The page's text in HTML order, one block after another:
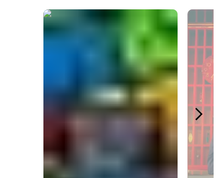
Media Carousel - Carousel with product photos. Use the